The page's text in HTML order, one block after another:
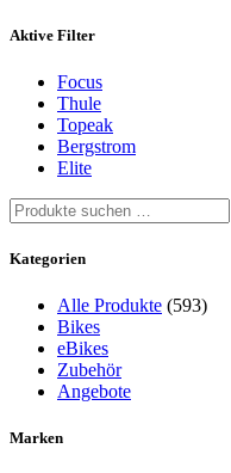
Aktive Filter
Focus
Thule
Topeak
Bergstrom
Elite
Suchen
nach:
Kategorien
Alle Produkte (593)
Bikes
eBikes
Zubehör
Angebote
Marken